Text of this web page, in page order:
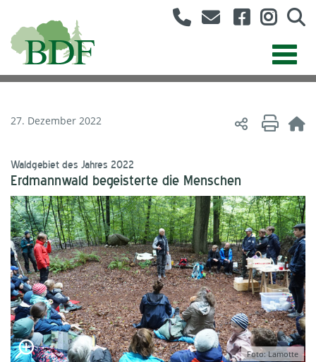
27. Dezember 2022
Waldgebiet des Jahres 2022
Erdmannwald begeisterte die Menschen
Foto: Lamotte